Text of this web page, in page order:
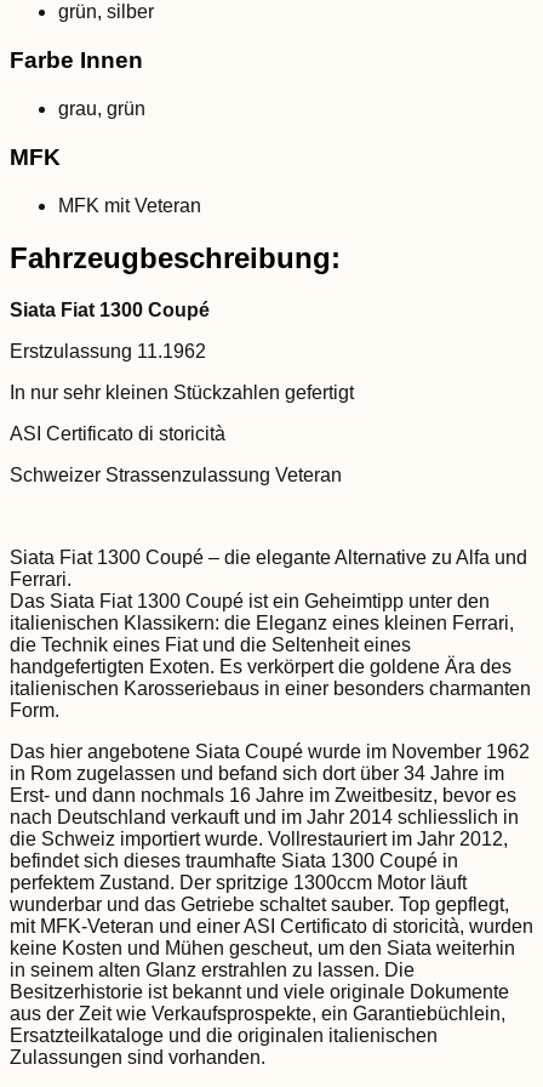
grün, silber
Farbe Innen
grau, grün
MFK
MFK mit Veteran
Fahrzeugbeschreibung:
Siata Fiat 1300 Coupé
Erstzulassung 11.1962
In nur sehr kleinen Stückzahlen gefertigt
ASI Certificato di storicità
Schweizer Strassenzulassung Veteran
Siata Fiat 1300 Coupé – die elegante Alternative zu Alfa und
Ferrari.
Das Siata Fiat 1300 Coupé ist ein Geheimtipp unter den
italienischen Klassikern: die Eleganz eines kleinen Ferrari,
die Technik eines Fiat und die Seltenheit eines
handgefertigten Exoten. Es verkörpert die goldene Ära des
italienischen Karosseriebaus in einer besonders charmanten
Form.
Das hier angebotene Siata Coupé wurde im November 1962
in Rom zugelassen und befand sich dort über 34 Jahre im
Erst- und dann nochmals 16 Jahre im Zweitbesitz, bevor es
nach Deutschland verkauft und im Jahr 2014 schliesslich in
die Schweiz importiert wurde. Vollrestauriert im Jahr 2012,
befindet sich dieses traumhafte Siata 1300 Coupé in
perfektem Zustand. Der spritzige 1300ccm Motor läuft
wunderbar und das Getriebe schaltet sauber. Top gepflegt,
mit MFK-Veteran und einer ASI Certificato di storicità, wurden
keine Kosten und Mühen gescheut, um den Siata weiterhin
in seinem alten Glanz erstrahlen zu lassen. Die
Besitzerhistorie ist bekannt und viele originale Dokumente
aus der Zeit wie Verkaufsprospekte, ein Garantiebüchlein,
Ersatzteilkataloge und die originalen italienischen
Zulassungen sind vorhanden.